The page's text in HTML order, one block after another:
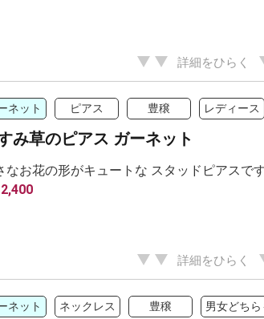
詳細をひらく
ネット ピアス 豊穣 レディース
み草のピアス ガーネット
なお花の形がキュートな スタッドピアスです
詳細をひらく
ネット ネックレス 豊穣 男女どちら